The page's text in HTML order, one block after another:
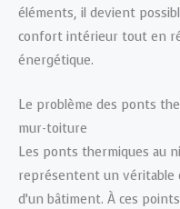
éléments, il devient
confort intérieur tout en
énergétique.
Le problème des ponts
mur-toiture
Les ponts thermiques au
représentent un véritable
d’un bâtiment. À ces